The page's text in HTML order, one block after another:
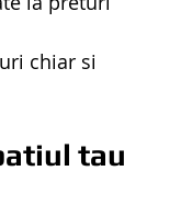
chiar si
tau